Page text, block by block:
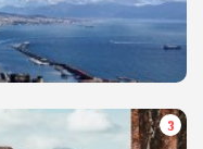
3